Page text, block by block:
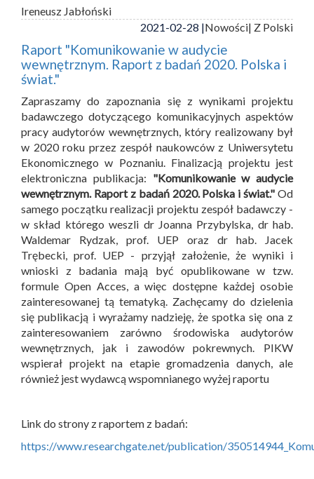
Ireneusz Jabłoński
2021-02-28 |Nowości| Z Polski
Raport "Komunikowanie w audycie
wewnętrznym. Raport z badań 2020. Polska i
świat."
Zapraszamy do zapoznania się z wynikami projektu
badawczego dotyczącego komunikacyjnych aspektów
pracy audytorów wewnętrznych, który realizowany był
w 2020 roku przez zespół naukowców z Uniwersytetu
Ekonomicznego w Poznaniu. Finalizacją projektu jest
elektroniczna publikacja: "Komunikowanie w audycie
wewnętrznym. Raport z badań 2020. Polska i świat." Od
samego początku realizacji projektu zespół badawczy -
w skład którego weszli dr Joanna Przybylska, dr hab.
Waldemar Rydzak, prof. UEP oraz dr hab. Jacek
Trębecki, prof. UEP - przyjął założenie, że wyniki i
wnioski z badania mają być opublikowane w tzw.
formule Open Acces, a więc dostępne każdej osobie
zainteresowanej tą tematyką. Zachęcamy do dzielenia
się publikacją i wyrażamy nadzieję, że spotka się ona z
zainteresowaniem zarówno środowiska audytorów
wewnętrznych, jak i zawodów pokrewnych. PIKW
wspierał projekt na etapie gromadzenia danych, ale
również jest wydawcą wspomnianego wyżej raportu
Link do strony z raportem z badań:
https://www.researchgate.net/publication/